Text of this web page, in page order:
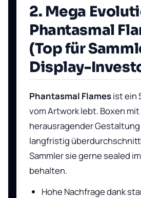
2. Mega
Phantasmal
(Top für
Display-
Phantasmal Flamesist ein
vom Artwork lebt. Boxen mit
herausragender
langfristig
Sammler sie gerne sealed
behalten.
Hohe Nachfrage dank